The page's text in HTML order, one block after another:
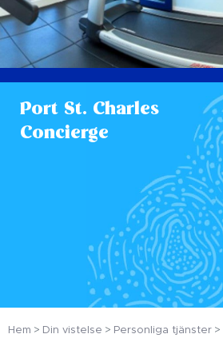
Port St. Charles
Concierge
Hem Din vistelse Personliga tjänster